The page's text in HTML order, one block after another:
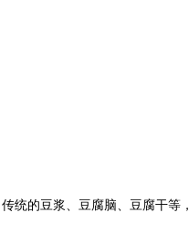
的豆浆、豆腐脑、豆腐